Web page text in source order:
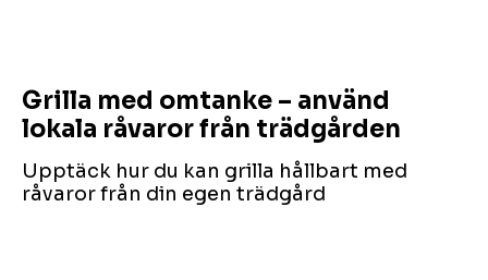
Grilla med omtanke – använd
lokala råvaror från trädgården
Upptäck hur du kan grilla hållbart med
råvaror från din egen trädgård